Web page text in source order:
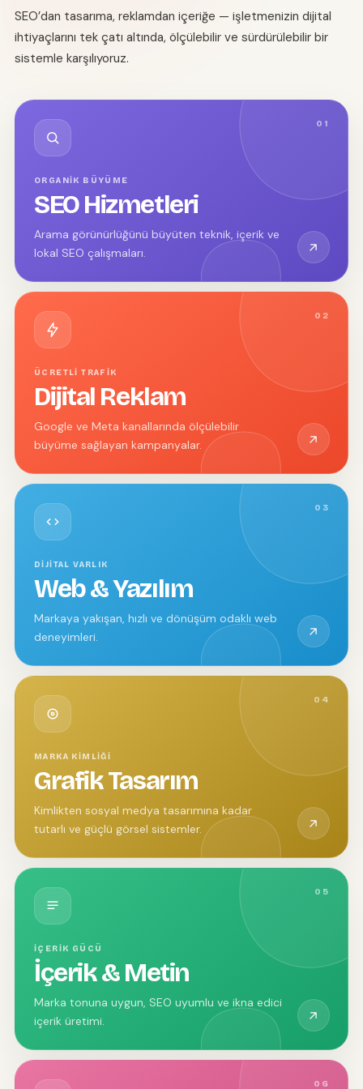
SEO’dan tasarıma, reklamdan içeriğe — işletmenizin dijital
ihtiyaçlarını tek çatı altında, ölçülebilir ve sürdürülebilir bir
sistemle karşılıyoruz.
01
ORGANIK BÜYÜME
SEO Hizmetleri
Arama görünürlüğünü büyüten teknik, içerik ve
lokal SEO çalışmaları.
02
ÜCRETLI TRAFIK
Dijital Reklam
Google ve Meta kanallarında ölçülebilir
büyüme sağlayan kampanyalar.
03
DIJITAL VARLIK
Web & Yazılım
Markaya yakışan, hızlı ve dönüşüm odaklı web
deneyimleri.
04
MARKA KIMLIĞI
Grafik Tasarım
Kimlikten sosyal medya tasarımına kadar
tutarlı ve güçlü görsel sistemler.
05
İÇERIK GÜCÜ
İçerik & Metin
Marka tonuna uygun, SEO uyumlu ve ikna edici
içerik üretimi.
06